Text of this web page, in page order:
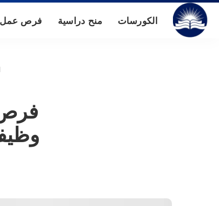
الكورسات منح دراسية فرص عمل